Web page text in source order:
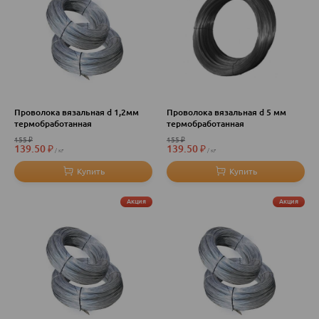
Проволока вязальная d 1,2мм
термобработанная
155₽
139.50₽ кг
Проволока вязальная d 5 мм
термобработанная
155₽
139.50₽ кг
Акция Акция